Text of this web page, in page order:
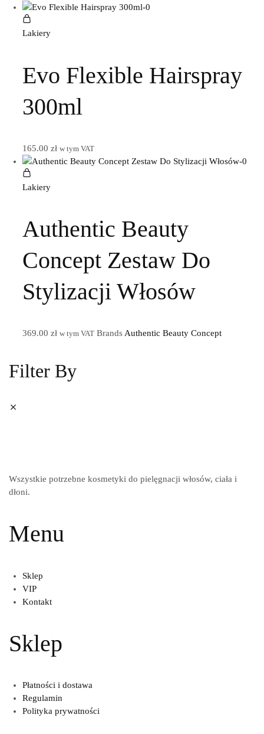
Lakiery
Evo Flexible Hairspray
300ml
165.00 zł w tym VAT
Lakiery
Authentic Beauty
Concept Zestaw Do
Stylizacji Włosów
369.00 zł w tym VATBrands Authentic Beauty Concept
Filter By
Wszystkie potrzebne kosmetyki do pielęgnacji włosów, ciała i
dłoni.
Menu
Sklep
VIP
Kontakt
Sklep
Płatności i dostawa
Regulamin
Polityka prywatności